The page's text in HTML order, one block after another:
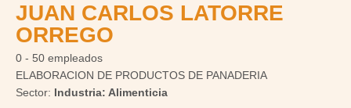
JUAN CARLOS LATORRE
ORREGO
0 - 50 empleados
ELABORACION DE PRODUCTOS DE PANADERIA
Sector: Industria: Alimenticia